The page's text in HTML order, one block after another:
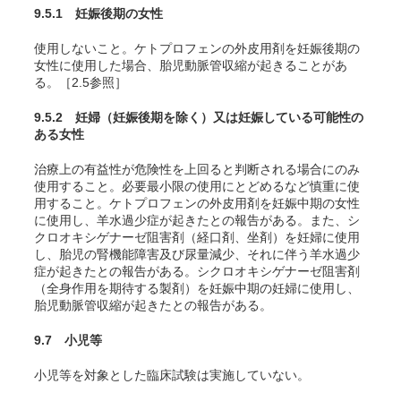
9.5.1 妊娠後期の女性
使用しないこと。ケトプロフェンの外皮用剤を妊娠後期の
女性に使用した場合、胎児動脈管収縮が起きることがあ
る。［2.5参照］
9.5.2 妊婦（妊娠後期を除く）又は妊娠している可能性の
ある女性
治療上の有益性が危険性を上回ると判断される場合にのみ
使用すること。必要最小限の使用にとどめるなど慎重に使
用すること。ケトプロフェンの外皮用剤を妊娠中期の女性
に使用し、羊水過少症が起きたとの報告がある。また、シ
クロオキシゲナーゼ阻害剤（経口剤、坐剤）を妊婦に使用
し、胎児の腎機能障害及び尿量減少、それに伴う羊水過少
症が起きたとの報告がある。 シクロオキシゲナーゼ阻害剤
（全身作用を期待する製剤）を妊娠中期の妊婦に使用し、
胎児動脈管収縮が起きたとの報告がある。
9.7 小児等
小児等を対象とした臨床試験は実施していない。